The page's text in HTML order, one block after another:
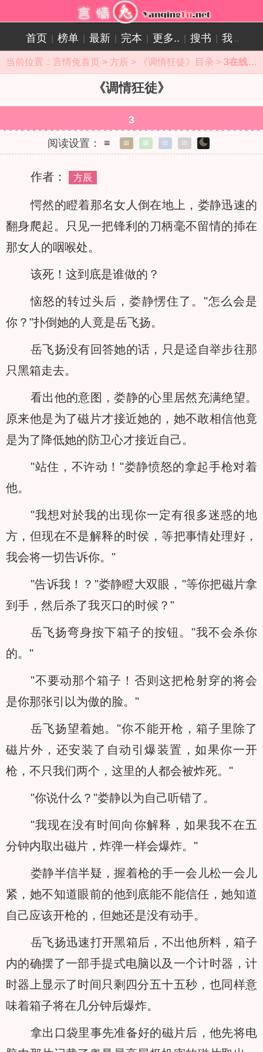
首页 榜单 最新 完本 更多.. 搜书 我 ..
当前位置： 言情兔首页 > 方辰 > 《调情狂徒》目录 > 3在线阅读
《调情狂徒》
3
阅读设置：
≡ ≡ ≡ ≡ ≡
作者： 方辰
愕然的瞪着那名女人倒在地上，娄静迅速的
翻身爬起。只见一把锋利的刀柄毫不留情的揷在
那女人的咽喉处。
该死！这到底是谁做的？
恼怒的转过头后，娄静愣住了。"怎么会是
你？"扑倒她的人竟是岳飞扬。
岳飞扬没有回答她的话，只是迳自举步往那
只黑箱走去。
看出他的意图，娄静的心里居然充满绝望。
原来他是为了磁片才接近她的，她不敢相信他竟
是为了降低她的防卫心才接近自己。
"站住，不许动！"娄静愤怒的拿起手枪对着
他。
"我想对於我的出现你一定有很多迷惑的地
方，但现在不是解释的时侯，等把事情处理好，
我会将一切告诉你。"
"告诉我！？"娄静瞪大双眼，"等你把磁片拿
到手，然后杀了我灭口的时候？"
岳飞扬弯身按下箱子的按钮。"我不会杀你
的。"
"不要动那个箱子！否则这把枪射穿的将会
是你那张引以为傲的脸。"
岳飞扬望着她。"你不能开枪，箱子里除了
磁片外，还安装了自动引爆装置，如果你一开
枪，不只我们两个，这里的人都会被炸死。"
"你说什么？"娄静以为自己听错了。
"我现在没有时间向你解释，如果我不在五
分钟内取出磁片，炸弹一样会爆炸。"
娄静半信半疑，握着枪的手一会儿松一会儿
紧，她不知道眼前的他到底能不能信任，她知道
自己应该开枪的，但她还是没有动手。
岳飞扬迅速打开黑箱后，不出他所料，箱子
内的确摆了一部手提式电脑以及一个计时器，计
时器上显示了时间只剩四分五十五秒，也同样意
味着箱子将在几分钟后爆炸。
拿出口袋里事先准备好的磁片后，他先将电